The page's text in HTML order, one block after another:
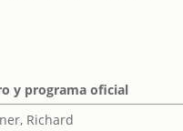
y programa oficial
Richard